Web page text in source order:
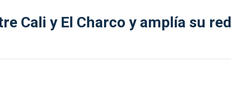
Cali y El Charco y amplía su